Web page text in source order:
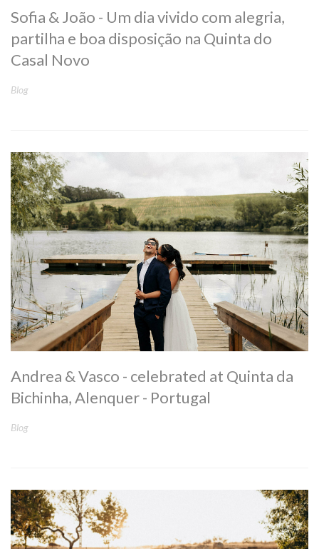
Sofia & João - Um dia vivido com alegria,
partilha e boa disposição na Quinta do
Casal Novo
Blog
Andrea & Vasco - celebrated at Quinta da
Bichinha, Alenquer - Portugal
Blog